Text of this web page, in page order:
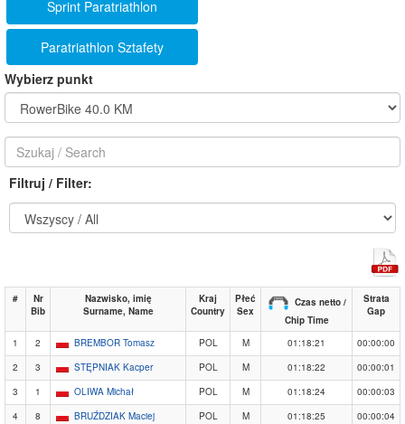
Sprint Paratriathlon
Paratriathlon Sztafety
Wybierz punkt
Filtruj / Filter:
#
Nr
Bib
Nazwisko, imię
Surname, Name
Kraj
Country
Płeć
Sex
Czas netto /
Chip Time
Strata
Gap
1 2 BREMBOR Tomasz POL M 01:18:21
00:00:00
2
3 STĘPNIAK Kacper POL M 01:18:22
00:00:01
3
1 OLIWA Michał POL M 01:18:24
00:00:03
4
8 BRUŹDZIAK Maciej POL M 01:18:25 00:00:04